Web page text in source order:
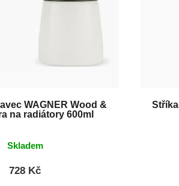
WAGNER Wood &
na radiátory 600ml
Skladem
728 Kč